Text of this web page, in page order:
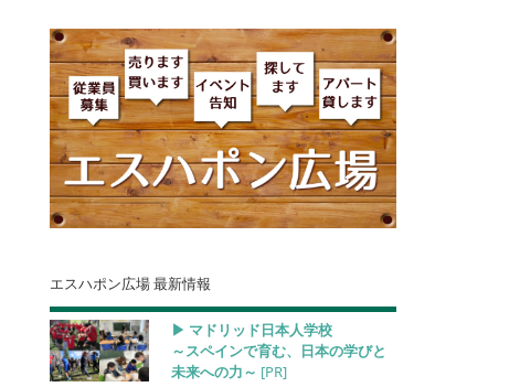
エスハポン広場 最新情報
▶︎ マドリッド日本人学校
～スペインで育む、日本の学びと
未来への力～ [PR]